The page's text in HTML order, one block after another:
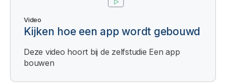
Video
Kijken hoe een app wordt gebouwd
Deze video hoort bij de zelfstudie Een app
bouwen